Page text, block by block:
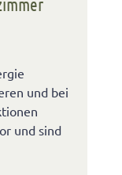
und bei
und sind